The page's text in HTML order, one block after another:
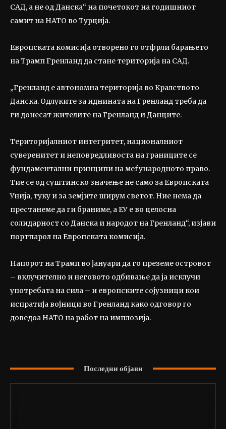
САД, а не од Данска“ на почетокот на годишниот
самит на НАТО во Турција.
Европската комисија отворено го отфрли барањето
на Трамп Гренланд да стане територија на САД.
„Гренланд е автономна територија во Кралството
Данска. Одлуките за иднината на Гренланд треба да
ги донесат жителите на Гренланд и Данците.
Територијалниот интегритет, националниот
суверенитет и неповредливоста на границите се
фундаментални принципи на меѓународното право.
Тие се од суштинско значење не само за Европската
Унија, туку и за земјите ширум светот. Ние нема да
престанеме да ги браниме, а ЕУ е во целосна
солидарност со Данска и народот на Гренланд“, изјави
портпарол на Европската комисија.
Напорот на Трамп во јануари да го преземе островот
– вклучително и неговото одбивање да ја исклучи
употребата на сила – и европските сојузници кои
испратија војници во Гренланд како одговор го
доведоа НАТО на работ на имплозија.
Последни објави